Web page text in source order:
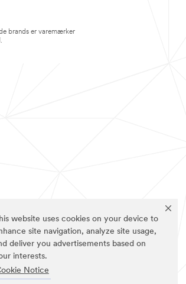
website uses cookies on your device to
site navigation, analyze site usage,
deliver you advertisements based on
interests.
Notice
brands er varemærker